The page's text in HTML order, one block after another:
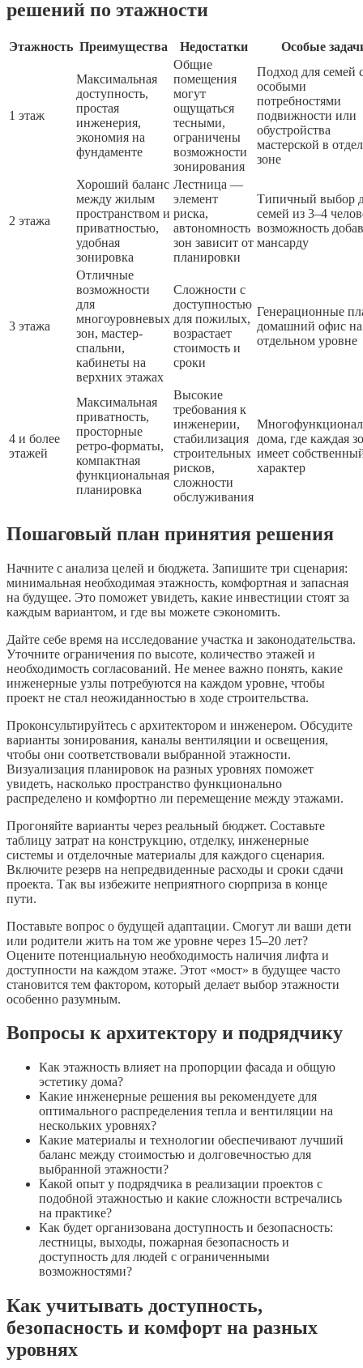
решений по этажности
Этажность Преимущества Недостатки Особые
1 этаж
Максимальная
доступность,
простая
инженерия,
экономия на
фундаменте
Общие
помещения
могут
ощущаться
тесными,
ограничены
возможности
зонирования
Подход для семей
особыми
потребностями
подвижности или
обустройства
мастерской в
зоне
2 этажа
Хороший баланс
между жилым
пространством и
приватностью,
удобная
зонировка
Лестница —
элемент
риска,
автономность
зон зависит от
планировки
Типичный выбор
семей из 3–4
возможность
мансарду
3 этажа
Отличные
возможности
для
многоуровневых
зон, мастер-
спальни,
кабинеты на
верхних этажах
Сложности с
доступностью
для пожилых,
возрастает
стоимость и
сроки
Генерационные
домашний офис на
отдельном уровне
4 и более
этажей
Максимальная
приватность,
просторные
ретро-форматы,
компактная
функциональная
планировка
Высокие
требования к
инженерии,
стабилизация
строительных
рисков,
сложности
обслуживания
дома, где каждая
имеет
характер
Пошаговый план принятия решения
Начните с анализа целей и бюджета. Запишите три сценария:
минимальная необходимая этажность, комфортная и запасная
на будущее. Это поможет увидеть, какие инвестиции стоят за
каждым вариантом, и где вы можете сэкономить.
Дайте себе время на исследование участка и законодательства.
Уточните ограничения по высоте, количество этажей и
необходимость согласований. Не менее важно понять, какие
инженерные узлы потребуются на каждом уровне, чтобы
проект не стал неожиданностью в ходе строительства.
Проконсультируйтесь с архитектором и инженером. Обсудите
варианты зонирования, каналы вентиляции и освещения,
чтобы они соответствовали выбранной этажности.
Визуализация планировок на разных уровнях поможет
увидеть, насколько пространство функционально
распределено и комфортно ли перемещение между этажами.
Прогоняйте варианты через реальный бюджет. Составьте
таблицу затрат на конструкцию, отделку, инженерные
системы и отделочные материалы для каждого сценария.
Включите резерв на непредвиденные расходы и сроки сдачи
проекта. Так вы избежите неприятного сюрприза в конце
пути.
Поставьте вопрос о будущей адаптации. Смогут ли ваши дети
или родители жить на том же уровне через 15–20 лет?
Оцените потенциальную необходимость наличия лифта и
доступности на каждом этаже. Этот «мост» в будущее часто
становится тем фактором, который делает выбор этажности
особенно разумным.
Вопросы к архитектору и подрядчику
Как этажность влияет на пропорции фасада и общую
эстетику дома?
Какие инженерные решения вы рекомендуете для
оптимального распределения тепла и вентиляции на
нескольких уровнях?
Какие материалы и технологии обеспечивают лучший
баланс между стоимостью и долговечностью для
выбранной этажности?
Какой опыт у подрядчика в реализации проектов с
подобной этажностью и какие сложности встречались
на практике?
Как будет организована доступность и безопасность:
лестницы, выходы, пожарная безопасность и
доступность для людей с ограниченными
возможностями?
Как учитывать доступность,
безопасность и комфорт на разных
уровнях